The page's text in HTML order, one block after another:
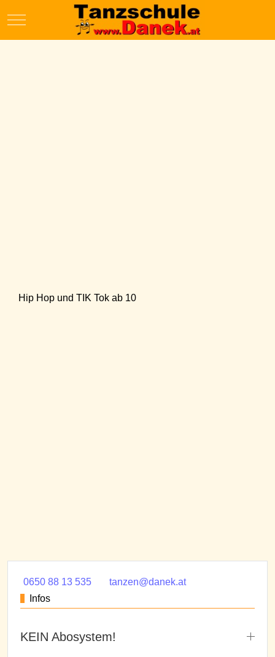
Mobile Menu Toggle
Hip Hop und TIK Tok ab 10
0650 88 13 535
tanzen@danek.at
Infos
KEIN Abosystem!